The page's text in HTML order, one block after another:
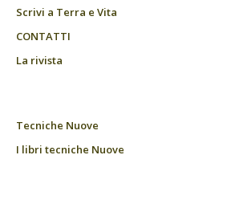
Scrivi a Terra e Vita
CONTATTI
La rivista
Tecniche Nuove
I libri tecniche Nuove